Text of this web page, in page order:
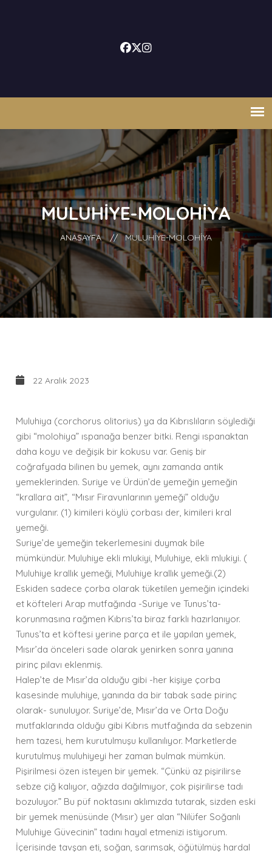
MULUHİYE-MOLOHİYA
ANASAYFA // MULUHİYE-MOLOHİYA
22 Aralık 2023
Muluhiya (corchorus olitorius) ya da Kıbrıslıların söylediği
gibi “molohiya” ıspanağa benzer bitki. Rengi ıspanaktan
daha koyu ve değişik bir kokusu var. Geniş bir
coğrafyada bilinen bu yemek, aynı zamanda antik
yemeklerinden. Suriye ve Ürdün’de yemeğin yemeğin
“krallara ait”, “Mısır Firavunlarının yemeği” olduğu
vurgulanır. (1) kimileri köylü çorbası der, kimileri kral
yemeği.
Suriye’de yemeğin tekerlemesini duymak bile
mümkündür. Muluhiye ekli mlukiyi, Muluhiye, ekli mlukiyi. (
Muluhiye krallık yemeği, Muluhiye krallık yemeği.(2)
Eskiden sadece çorba olarak tüketilen yemeğin içindeki
et köfteleri Arap mutfağında -Suriye ve Tunus’ta-
korunmasına rağmen Kıbrıs’ta biraz farklı hazırlanıyor.
Tunus’ta et köftesi yerine parça et ile yapılan yemek,
Mısır’da önceleri sade olarak yenirken sonra yanına
pirinç pilavı eklenmiş.
Halep’te de Mısır’da olduğu gibi -her kişiye çorba
kasesinde muluhiye, yanında da bir tabak sade pirinç
olarak- sunuluyor. Suriye’de, Mısır’da ve Orta Doğu
mutfaklarında olduğu gibi Kıbrıs mutfağında da sebzenin
hem tazesi, hem kurutulmuşu kullanılıyor. Marketlerde
kurutulmuş muluhiyeyi her zaman bulmak mümkün.
Pişirilmesi özen isteyen bir yemek. “Çünkü az pişirilirse
sebze çiğ kalıyor, ağızda dağılmıyor, çok pişirilirse tadı
bozuluyor.” Bu püf noktasını aklımızda tutarak, sizden eski
bir yemek menüsünde (Mısır) yer alan “Nilüfer Soğanlı
Muluhiye Güvecinin” tadını hayal etmenizi istiyorum.
İçerisinde tavşan eti, soğan, sarımsak, öğütülmüş hardal